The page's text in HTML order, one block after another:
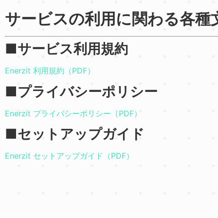
サービスの利用に関わる各種
■サービス利用規約
Enerzit 利用規約（PDF）
■プライバシーポリシー
Enerzit プライバシーポリシー（PDF）
■セットアップガイド
Enerzit セットアップガイド（PDF）